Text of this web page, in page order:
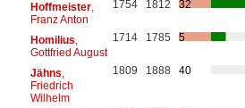
Hoffmeister,
Franz Anton
1754 1812 32
Homilius
Gottfried August
1714 1785 5
Jähns
Friedrich
Wilhelm
1809 1888 40